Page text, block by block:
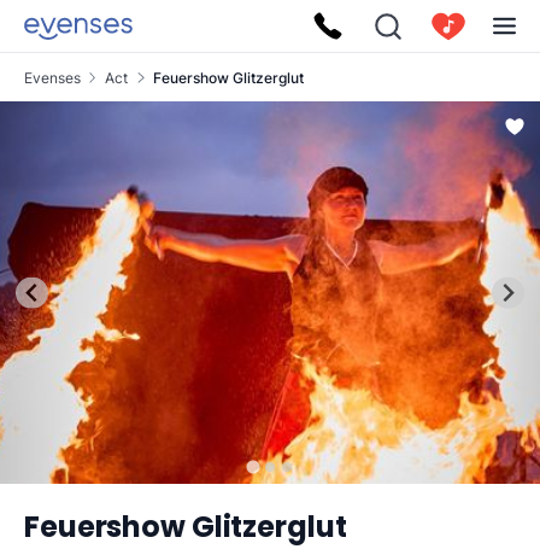
Evenses Act Feuershow Glitzerglut
Feuershow Glitzerglut